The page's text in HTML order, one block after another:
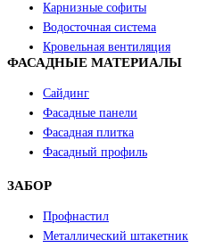
Карнизные софиты
Водосточная система
Кровельная вентиляция
ФАСАДНЫЕ МАТЕРИАЛЫ
Сайдинг
Фасадные панели
Фасадная плитка
Фасадный профиль
ЗАБОР
Профнастил
Металлический штакетник